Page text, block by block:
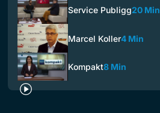
Service Publigg20 Min
Marcel Koller4 Min
Kompakt8 Min